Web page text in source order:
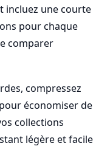
incluez une courte
pour chaque
comparer
compressez
économiser de
collections
légère et facile